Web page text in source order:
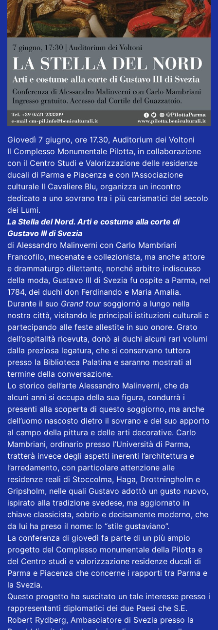
Giovedì 7 giugno, ore 17.30, Auditorium dei Voltoni
Il Complesso Monumentale Pilotta, in collaborazione
con il Centro Studi e Valorizzazione delle residenze
ducali di Parma e Piacenza e con l’Associazione
culturale Il Cavaliere Blu, organizza un incontro
dedicato a uno sovrano tra i più carismatici del secolo
dei Lumi.
La Stella del Nord. Arti e costume alla corte di
Gustavo III di Svezia
di Alessandro Malinverni con Carlo Mambriani
Francofilo, mecenate e collezionista, ma anche attore
e drammaturgo dilettante, nonché arbitro indiscusso
della moda, Gustavo III di Svezia fu ospite a Parma, nel
1784, dei duchi don Ferdinando e Maria Amalia.
Durante il suo Grand toursoggiornò a lungo nella
nostra città, visitando le principali istituzioni culturali e
partecipando alle feste allestite in suo onore. Grato
dell’ospitalità ricevuta, donò ai duchi alcuni rari volumi
dalla preziosa legatura, che si conservano tuttora
presso la Biblioteca Palatina e saranno mostrati al
termine della conversazione.
Lo storico dell’arte Alessandro Malinverni, che da
alcuni anni si occupa della sua figura, condurrà i
presenti alla scoperta di questo soggiorno, ma anche
dell’uomo nascosto dietro il sovrano e del suo apporto
al campo della pittura e delle arti decorative. Carlo
Mambriani, ordinario presso l’Università di Parma,
tratterà invece degli aspetti inerenti l’architettura e
l’arredamento, con particolare attenzione alle
residenze reali di Stoccolma, Haga, Drottningholm e
Gripsholm, nelle quali Gustavo adottò un gusto nuovo,
ispirato alla tradizione svedese, ma aggiornato in
chiave classicista, sobrio e decisamente moderno, che
da lui ha preso il nome: lo “stile gustaviano”.
La conferenza di giovedì fa parte di un più ampio
progetto del Complesso monumentale della Pilotta e
del Centro studi e valorizzazione residenze ducali di
Parma e Piacenza che concerne i rapporti tra Parma e
la Svezia.
Questo progetto ha suscitato un tale interesse presso i
rappresentanti diplomatici dei due Paesi che S.E.
Robert Rydberg, Ambasciatore di Svezia presso la